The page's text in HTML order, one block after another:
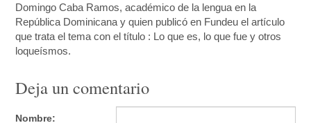
Domingo Caba Ramos, académico de la lengua en la
República Dominicana y quien publicó en Fundeu el artículo
que trata el tema con el título : Lo que es, lo que fue y otros
loqueísmos.
Deja un comentario
Nombre: